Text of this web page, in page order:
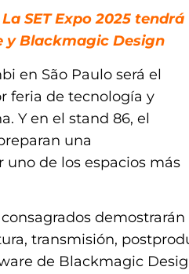
SET Expo 2025
y Blackmagic Design
en São Paulo será el
feria de tecnología y
Y en el stand 86, el
una
de los espacios más
transmisión,
de Blackmagic